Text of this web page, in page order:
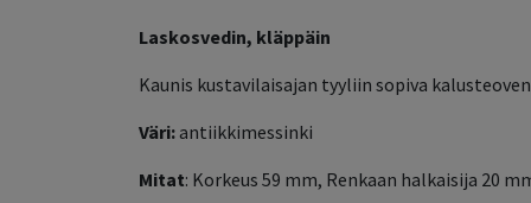
Laskosvedin, kläppäin
Kaunis kustavilaisajan tyyliin sopiva
Väri:antiikkimessinki
Mitat: Korkeus 59 mm, Renkaan halkaisija 20